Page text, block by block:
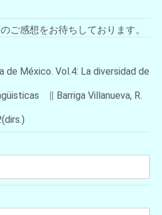
ご感想をお待ちしております。
de México. Vol.4: La diversidad de
∥ Barriga Villanueva, R.